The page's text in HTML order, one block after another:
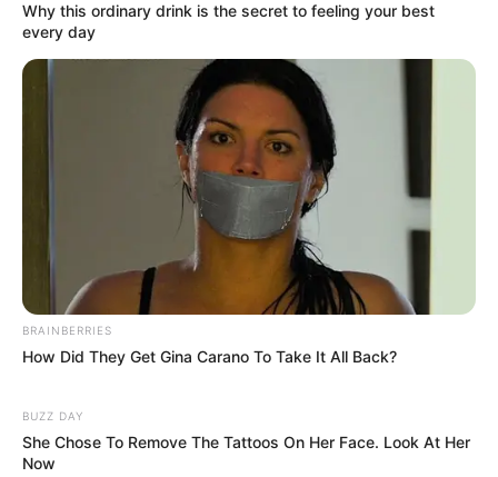
Why this ordinary drink is the secret to feeling your best
every day
BRAINBERRIES
How Did They Get Gina Carano To Take It All Back?
BUZZ DAY
She Chose To Remove The Tattoos On Her Face. Look At Her
Now